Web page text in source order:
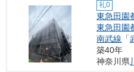
礼0
東急田園
東急田園
南武線 「
築40年
神奈川県